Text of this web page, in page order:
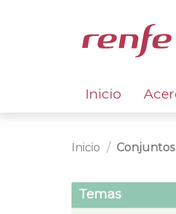
Inicio
Inicio
Temas